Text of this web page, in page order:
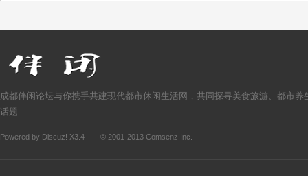
成都伴闲论坛与你携手共建现代都市休闲生活网，共同探寻美食旅游、都市养
话题
Powered by Discuz! X3.4 © 2001-2013 Comsenz Inc.